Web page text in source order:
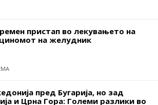
пристап во лекувањето на
на желудник
пред Бугарија, но зад
и Црна Гора: Големи разлики во